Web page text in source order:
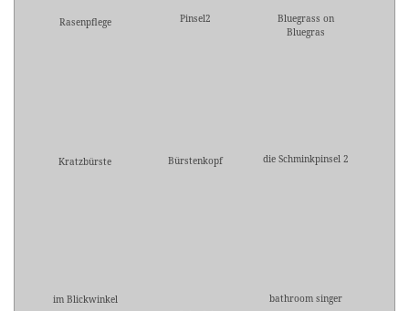
Rasenpflege Pinsel2
Bluegrass on
Bluegras
Kratzbürste Bürstenkopf die Schminkpinsel 2
im Blickwinkel
bathroom singer